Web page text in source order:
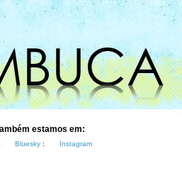
estamos em:
Bluesky : Instagram